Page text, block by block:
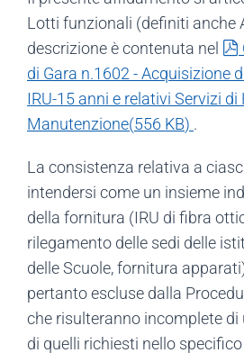
Lotti funzionali (definiti anche
descrizione è contenuta nel
di Gara n.1602 - Acquisizione
IRU-15 anni e relativi Servizi di
Manutenzione(556 KB) .
La consistenza relativa a
intendersi come un insieme
della fornitura (IRU di fibra
rilegamento delle sedi delle
delle Scuole, fornitura
pertanto escluse dalla
che risulteranno incomplete di
di quelli richiesti nello